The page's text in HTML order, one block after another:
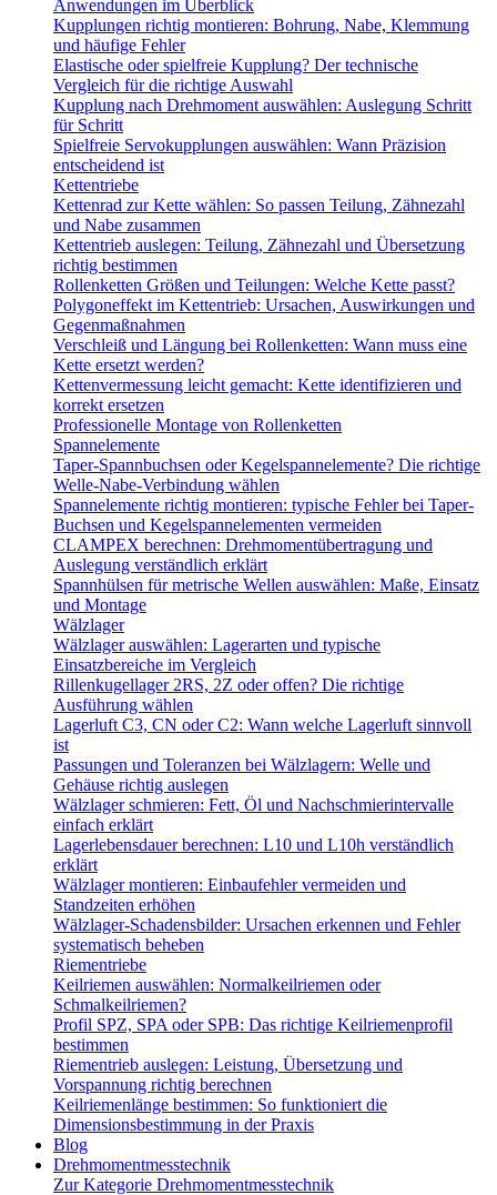
Anwendungen im Überblick
Kupplungen richtig montieren: Bohrung, Nabe, Klemmung
und häufige Fehler
Elastische oder spielfreie Kupplung? Der technische
Vergleich für die richtige Auswahl
Kupplung nach Drehmoment auswählen: Auslegung Schritt
für Schritt
Spielfreie Servokupplungen auswählen: Wann Präzision
entscheidend ist
Kettentriebe
Kettenrad zur Kette wählen: So passen Teilung, Zähnezahl
und Nabe zusammen
Kettentrieb auslegen: Teilung, Zähnezahl und Übersetzung
richtig bestimmen
Rollenketten Größen und Teilungen: Welche Kette passt?
Polygoneffekt im Kettentrieb: Ursachen, Auswirkungen und
Gegenmaßnahmen
Verschleiß und Längung bei Rollenketten: Wann muss eine
Kette ersetzt werden?
Kettenvermessung leicht gemacht: Kette identifizieren und
korrekt ersetzen
Professionelle Montage von Rollenketten
Spannelemente
Taper-Spannbuchsen oder Kegelspannelemente? Die richtige
Welle-Nabe-Verbindung wählen
Spannelemente richtig montieren: typische Fehler bei Taper-
Buchsen und Kegelspannelementen vermeiden
CLAMPEX berechnen: Drehmomentübertragung und
Auslegung verständlich erklärt
Spannhülsen für metrische Wellen auswählen: Maße, Einsatz
und Montage
Wälzlager
Wälzlager auswählen: Lagerarten und typische
Einsatzbereiche im Vergleich
Rillenkugellager 2RS, 2Z oder offen? Die richtige
Ausführung wählen
Lagerluft C3, CN oder C2: Wann welche Lagerluft sinnvoll
ist
Passungen und Toleranzen bei Wälzlagern: Welle und
Gehäuse richtig auslegen
Wälzlager schmieren: Fett, Öl und Nachschmierintervalle
einfach erklärt
Lagerlebensdauer berechnen: L10 und L10h verständlich
erklärt
Wälzlager montieren: Einbaufehler vermeiden und
Standzeiten erhöhen
Wälzlager-Schadensbilder: Ursachen erkennen und Fehler
systematisch beheben
Riementriebe
Keilriemen auswählen: Normalkeilriemen oder
Schmalkeilriemen?
Profil SPZ, SPA oder SPB: Das richtige Keilriemenprofil
bestimmen
Riementrieb auslegen: Leistung, Übersetzung und
Vorspannung richtig berechnen
Keilriemenlänge bestimmen: So funktioniert die
Dimensionsbestimmung in der Praxis
Blog
Drehmomentmesstechnik
Zur Kategorie Drehmomentmesstechnik